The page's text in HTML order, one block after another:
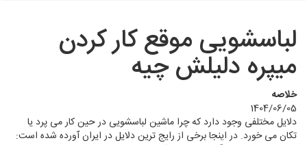
لباسشویی موقع کار کردن
میپره دلیلش چیه
خلاصه
1404/06/05
دلایل مختلفی وجود دارد که چرا ماشین لباسشویی در حین کار می پرد یا
تکان می خورد. در اینجا برخی از رایج ترین دلایل در ایران آورده شده است: